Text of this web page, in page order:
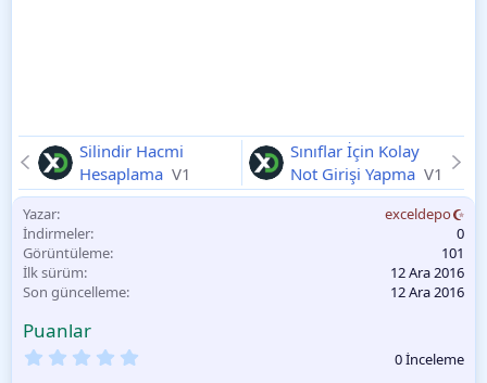
Silindir Hacmi
Hesaplama V1
Sınıflar İçin Kolay
Not Girişi Yapma V1
Yazar
exceldepo
İndirmeler
0
Görüntüleme
101
İlk sürüm
12 Ara 2016
Son güncelleme
12 Ara 2016
Puanlar
0 İnceleme